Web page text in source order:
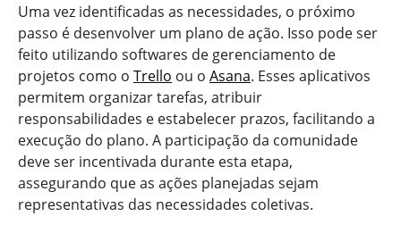
Uma vez identificadas as necessidades, o próximo
passo é desenvolver um plano de ação. Isso pode ser
feito utilizando softwares de gerenciamento de
projetos como o Trello ou o Asana. Esses aplicativos
permitem organizar tarefas, atribuir
responsabilidades e estabelecer prazos, facilitando a
execução do plano. A participação da comunidade
deve ser incentivada durante esta etapa,
assegurando que as ações planejadas sejam
representativas das necessidades coletivas.